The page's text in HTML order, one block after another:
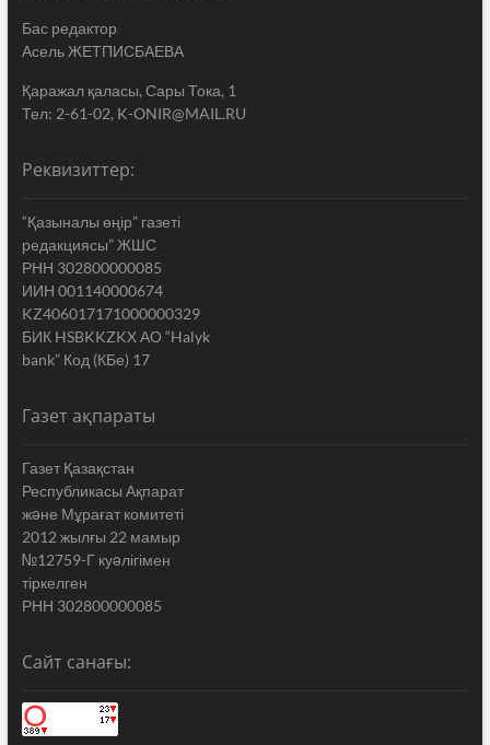
Бас редактор
Асель ЖЕТПИСБАЕВА
Қаражал қаласы, Сары Тока, 1
Тел: 2-61-02, K-ONIR@MAIL.RU
Реквизиттер:
“Қазыналы өңір” газеті
редакциясы” ЖШС
РНН 302800000085
ИИН 001140000674
KZ406017171000000329
БИК HSBKKZKX АО “Halyk
bank” Код (КБе) 17
Газет ақпараты
Газет Қазақстан
Республикасы Ақпарат
жəне Мұрағат комитеті
2012 жылғы 22 мамыр
№12759-Г куəлігімен
тіркелген
РНН 302800000085
Сайт санағы: